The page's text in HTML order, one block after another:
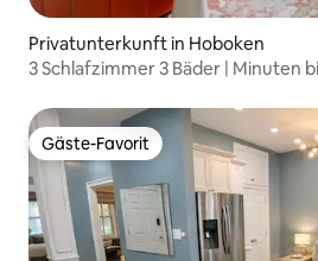
Privatunterkunft in Hoboken
3 Schlafzimmer 3 Bäder | Minuten
Gäste-Favorit
Gäste-Favorit